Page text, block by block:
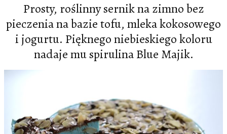
Prosty, roślinny sernik na zimno bez
pieczenia na bazie tofu, mleka kokosowego
i jogurtu. Pięknego niebieskiego koloru
nadaje mu spirulina Blue Majik.